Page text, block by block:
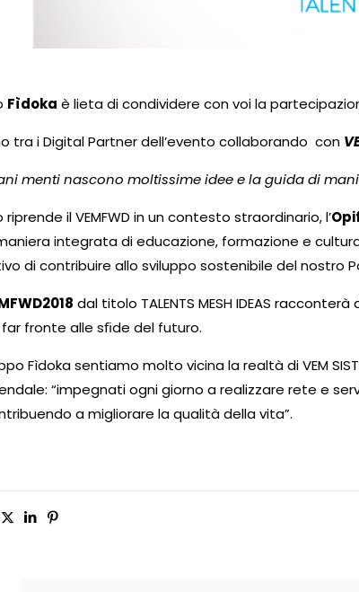
Fìdoka è lieta di condividere con voi la partecipazione
tra i Digital Partner dell’evento collaborando con
menti nascono moltissime idee e la guida di
riprende il VEMFWD in un contesto straordinario, l’
integrata di educazione, formazione e
di contribuire allo sviluppo sostenibile del nostro
dal titolo TALENTS MESH IDEAS
far fronte alle sﬁde del futuro.
Fìdoka sentiamo molto vicina la realtà di VEM
“impegnati ogni giorno a realizzare rete e
a migliorare la qualità della vita”.